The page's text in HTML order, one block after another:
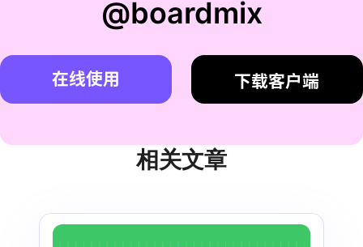
@boardmix
在线使用 下载客户端
相关文章